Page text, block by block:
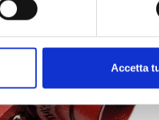
Accetta